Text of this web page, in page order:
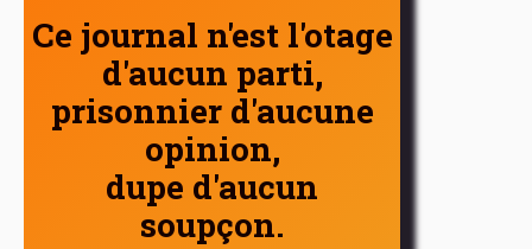
Ce journal n'est l'otage
d'aucun parti,
prisonnier d'aucune
opinion,
dupe d'aucun
soupçon.